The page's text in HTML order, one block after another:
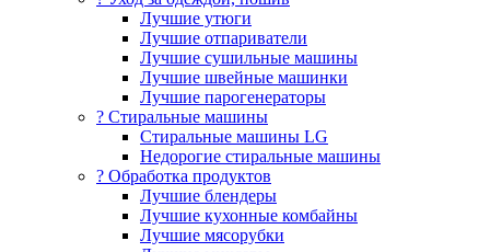
Лучшие утюги
Лучшие отпариватели
Лучшие сушильные машины
Лучшие швейные машинки
Лучшие парогенераторы
? Стиральные машины
Стиральные машины LG
Недорогие стиральные машины
? Обработка продуктов
Лучшие блендеры
Лучшие кухонные комбайны
Лучшие мясорубки